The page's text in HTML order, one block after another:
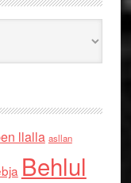
llalla asllan
Behlul